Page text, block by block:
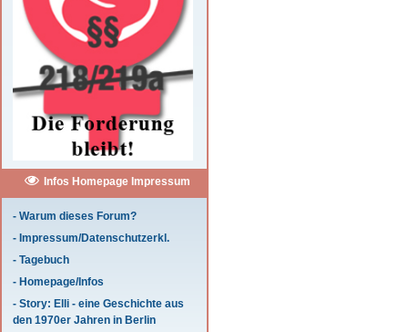
Infos Homepage Impressum
- Warum dieses Forum?
- Impressum/Datenschutzerkl.
- Tagebuch
- Homepage/Infos
- Story: Elli - eine Geschichte aus
den 1970er Jahren in Berlin